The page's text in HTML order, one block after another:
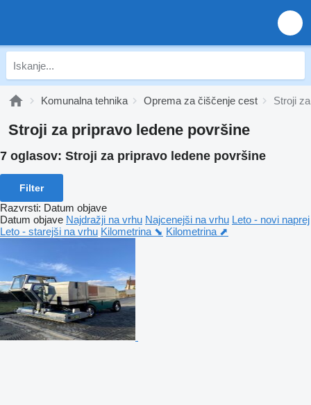
Komunalna tehnika Oprema za čiščenje cest Stroji
Stroji za pripravo ledene površine
7 oglasov: Stroji za pripravo ledene površine
Filter
Razvrsti: Datum objave
Datum objave Najdražji na vrhu Najcenejši na vrhu Leto - novi naprej
Leto - starejši na vrhu Kilometrina ⬊ Kilometrina ⬈